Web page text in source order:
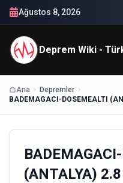
Ağustos 8, 2026
Deprem Wiki -
Ana
Depremler
(ANTALYA)